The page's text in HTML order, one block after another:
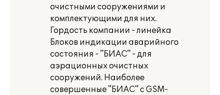
очистными сооружениями и
комплектующими для них.
Гордость компании - линейка
Блоков индикации аварийного
состояния - "БИАС" - для
аэрационных очистных
сооружений. Наиболее
совершенные "БИАС" с GSM-